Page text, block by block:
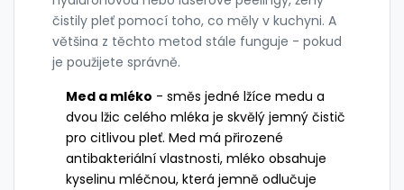
čistily pleť pomocí toho, co měly v kuchyni. A
většina z těchto metod stále funguje - pokud
je použijete správně.
Med a mléko - směs jedné lžíce medu a
dvou lžic celého mléka je skvělý jemný čistič
pro citlivou pleť. Med má přirozené
antibakteriální vlastnosti, mléko obsahuje
kyselinu mléčnou, která jemně odlučuje